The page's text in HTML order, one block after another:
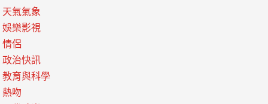
天氣氣象
娛樂影視
情侶
政治快訊
教育與科學
熱吻